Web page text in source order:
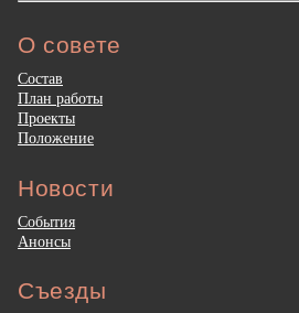
О совете
Состав
План работы
Проекты
Положение
Новости
События
Анонсы
Съезды